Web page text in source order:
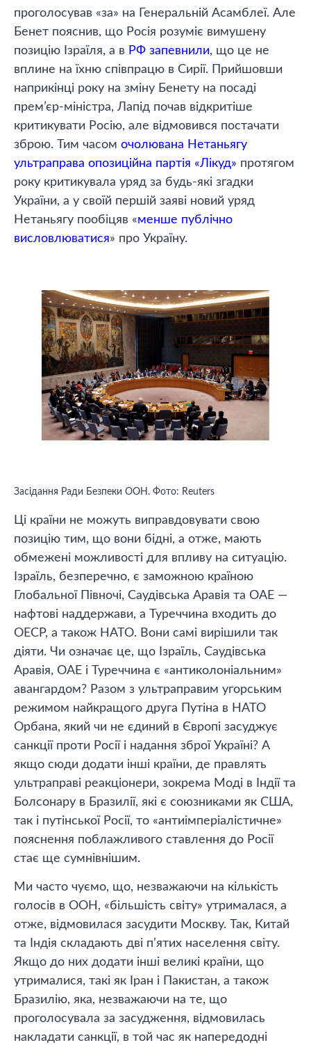
проголосував «за» на Генеральній Асамблеї. Але
Бенет пояснив, що Росія розуміє вимушену
позицію Ізраїля, а в РФ запевнили, що це не
вплине на їхню співпрацю в Сирії. Прийшовши
наприкінці року на зміну Бенету на посаді
прем’єр-міністра, Лапід почав відкритіше
критикувати Росію, але відмовився постачати
зброю. Тим часом очолювана Нетаньягу
ультраправа опозиційна партія «Лікуд» протягом
року критикувала уряд за будь-які згадки
України, а у своїй першій заяві новий уряд
Нетаньягу пообіцяв «менше публічно
висловлюватися» про Україну.
Засідання Ради Безпеки ООН. Фото: Reuters
Ці країни не можуть виправдовувати свою
позицію тим, що вони бідні, а отже, мають
обмежені можливості для впливу на ситуацію.
Ізраїль, безперечно, є заможною країною
Глобальної Півночі, Саудівська Аравія та ОАЕ —
нафтові наддержави, а Туреччина входить до
ОЕСР, а також НАТО. Вони самі вирішили так
діяти. Чи означає це, що Ізраїль, Саудівська
Аравія, ОАЕ і Туреччина є «антиколоніальним»
авангардом? Разом з ультраправим угорським
режимом найкращого друга Путіна в НАТО
Орбана, який чи не єдиний в Європі засуджує
санкції проти Росії і надання зброї Україні? А
якщо сюди додати інші країни, де правлять
ультраправі реакціонери, зокрема Моді в Індії та
Болсонару в Бразилії, які є союзниками як США,
так і путінської Росії, то «антиімперіалістичне»
пояснення поблажливого ставлення до Росії
стає ще сумнівнішим.
Ми часто чуємо, що, незважаючи на кількість
голосів в ООН, «більшість світу» утрималася, а
отже, відмовилася засудити Москву. Так, Китай
та Індія складають дві п’ятих населення світу.
Якщо до них додати інші великі країни, що
утрималися, такі як Іран і Пакистан, а також
Бразилію, яка, незважаючи на те, що
проголосувала за засудження, відмовилась
накладати санкції, в той час як напередодні